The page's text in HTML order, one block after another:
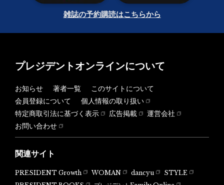
雑誌の予約購読はこちらから
プレジデントオンラインについて
お知らせ 著者一覧
このサイトについて
会員登録について
個人情報の取り扱い
特定商取引法に基づく表示
広告掲載
運営会社
お問い合わせ
関連サイト
PRESIDENT Growth WOMAN dancyu
STYLE